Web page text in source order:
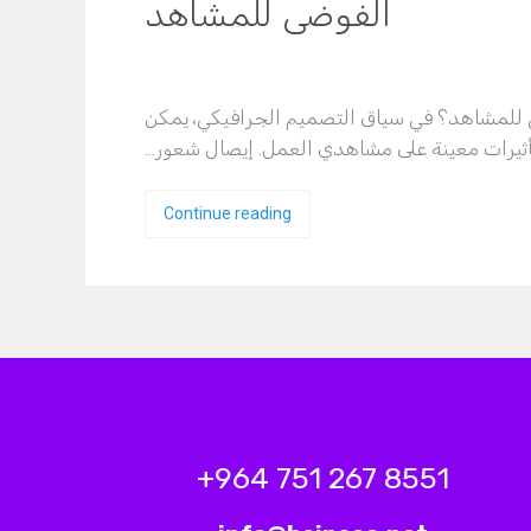
الفوضى للمشاهد
في سياق التصميم الجرافيكي، يمكن
معينة على مشاهدي العمل. إيصال شعور…
Continue reading
8551 267 751 964+